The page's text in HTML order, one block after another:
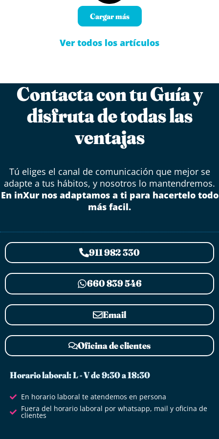
Cargar más
Ver todos los artículos
Contacta con tu Guía y
disfruta de todas las
ventajas
Tú eliges el canal de comunicación que mejor se
adapte a tus hábitos, y nosotros lo mantendremos.
En inXur nos adaptamos a ti para hacertelo todo
más facil.
911 982 330
660 839 546
Email
Oficina de clientes
Horario laboral: L - V de 9:30 a 18:30
En horario laboral te atendemos en persona
Fuera del horario laboral por whatsapp, mail y oficina de
clientes